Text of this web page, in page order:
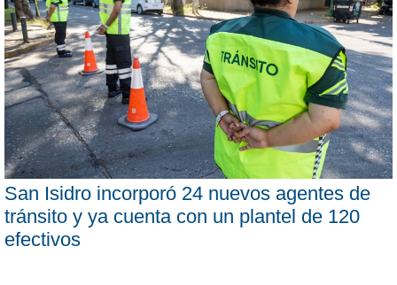
San Isidro incorporó 24 nuevos agentes de
tránsito y ya cuenta con un plantel de 120
efectivos